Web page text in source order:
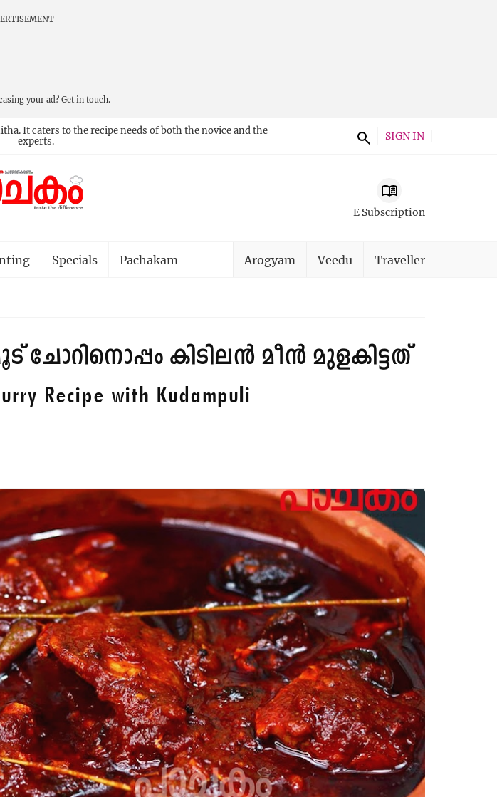
your ad? Get in touch.
It caters to the recipe needs of both the novice and the
experts.
SIGN IN
E Subscription
Specials Pachakam Arogyam Veedu Traveller
കിടിലൻ മീൻ മുളകിട്ടത്
Recipe with Kudampuli